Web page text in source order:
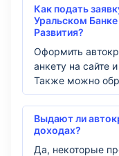
Как подать
Уральском
Развития?
Оформить
анкету на сайте
Также можно
Выдают ли
доходах?
Да, некоторые